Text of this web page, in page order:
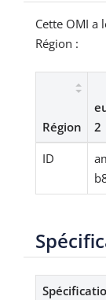
Cette OMI a
Région :
Région
2
ID